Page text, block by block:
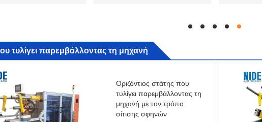
hd hd hd hd hd
τυλίγει παρεμβάλλοντας τη μηχανή
Οριζόντιος στάτης που
τυλίγει παρεμβάλλοντας τη
μηχανή με τον τρόπο
σίτισης σφηνών